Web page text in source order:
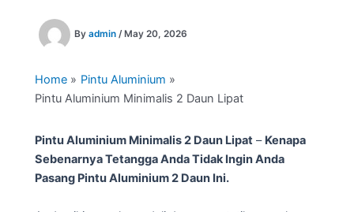
By admin / May 20, 2026
Home
Pintu Aluminium
Pintu Aluminium Minimalis 2 Daun Lipat
Pintu Aluminium Minimalis 2 Daun Lipat – Kenapa
Sebenarnya Tetangga Anda Tidak Ingin Anda
Pasang Pintu Aluminium 2 Daun Ini.